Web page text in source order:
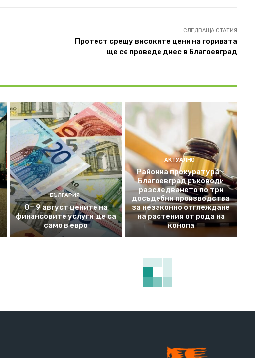
СЛЕДВАЩА СТАТИЯ
Протест срещу високите цени на горивата
ще се проведе днес в Благоевград
БЪЛГАРИЯ
От 9 август цените на
финансовите услуги ще са
само в евро
АКТУАЛНО
Районна прокуратура –
Благоевград ръководи
разследването по три
досъдебни производства
за незаконно отглеждане
на растения от рода на
конопа